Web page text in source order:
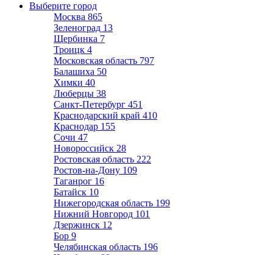
Выберите город
Москва 865
Зеленоград 13
Щербинка 7
Троицк 4
Московская область 797
Балашиха 50
Химки 40
Люберцы 38
Санкт-Петербург 451
Краснодарский край 410
Краснодар 155
Сочи 47
Новороссийск 28
Ростовская область 222
Ростов-на-Дону 109
Таганрог 16
Батайск 10
Нижегородская область 199
Нижний Новгород 101
Дзержинск 12
Бор 9
Челябинская область 196